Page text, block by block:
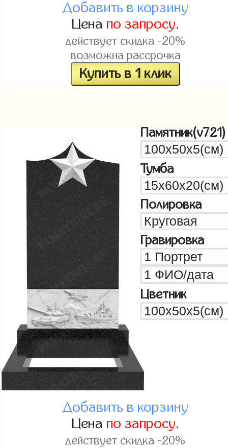
Добавить в корзину
Цена по запросу.
действует скидка -20%
возможна рассрочка
Купить в 1 клик
Памятник(v721)
Тумба
Полировка
Гравировка
Цветник
Добавить в корзину
Цена по запросу.
действует скидка -20%